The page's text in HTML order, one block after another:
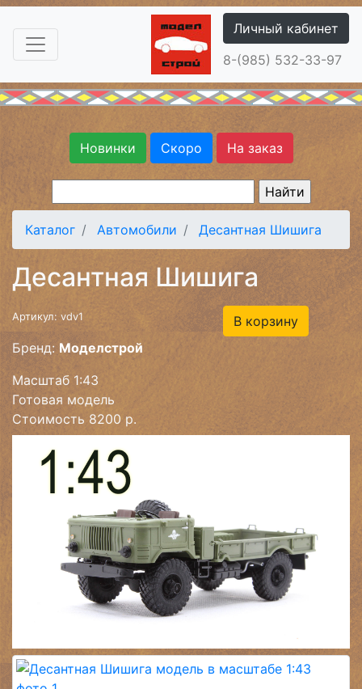
Личный кабинет
8-(985) 532-33-97
Новинки Скоро На заказ
Каталог Автомобили Десантная Шишига
Десантная Шишига
Артикул: vdv1
Бренд: Моделстрой
Масштаб 1:43
Готовая модель
Стоимость 8200 р.
В корзину